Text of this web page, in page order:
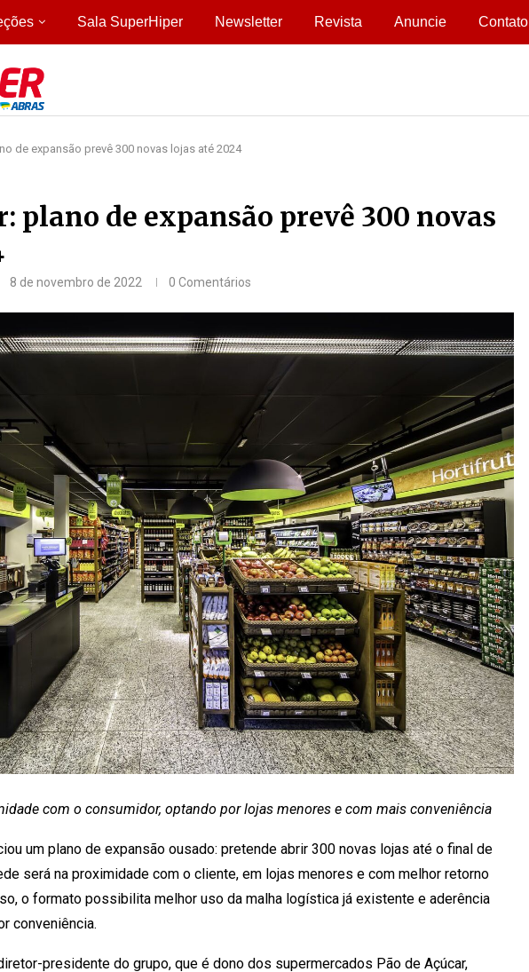
Sala SuperHiper Newsletter Revista Anuncie Contato
de expansão prevê 300 novas lojas até 2024
plano de expansão prevê 300 novas
8 de novembro de 2022 0 Comentários
com o consumidor, optando por lojas menores e com mais conveniência
um plano de expansão ousado: pretende abrir 300 novas lojas até o final de
será na proximidade com o cliente, em lojas menores e com melhor retorno
o formato possibilita melhor uso da malha logística já existente e aderência
conveniência.
presidente do grupo, que é dono dos supermercados Pão de Açúcar,